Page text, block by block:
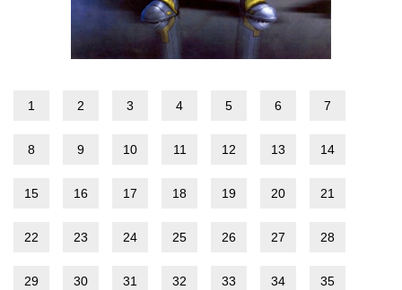
1 2 3 4 5 6 7
8 9 10 11 12 13 14
15 16 17 18 19 20 21
22 23 24 25 26 27 28
29 30 31 32 33 34 35